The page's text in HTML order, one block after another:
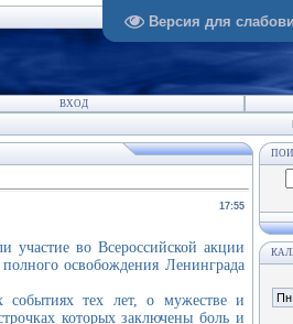
Версия для
ВХОД
17:55
во Всероссийской акции
освобождения Ленинграда
тех лет, о мужестве и
которых заключены боль и
Пн